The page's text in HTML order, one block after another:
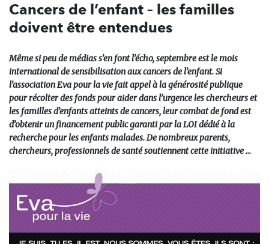
Cancers de l’enfant – les familles
doivent être entendues
Même si peu de médias s’en font l’écho, septembre est le mois
international de sensibilisation aux cancers de l’enfant. Si
l’association Eva pour la vie fait appel à la générosité publique
pour récolter des fonds pour aider dans l’urgence les chercheurs et
les familles d’enfants atteints de cancers, leur combat de fond est
d’obtenir un financement public garanti par la LOI dédié à la
recherche pour les enfants malades. De nombreux parents,
chercheurs, professionnels de santé soutiennent cette initiative …